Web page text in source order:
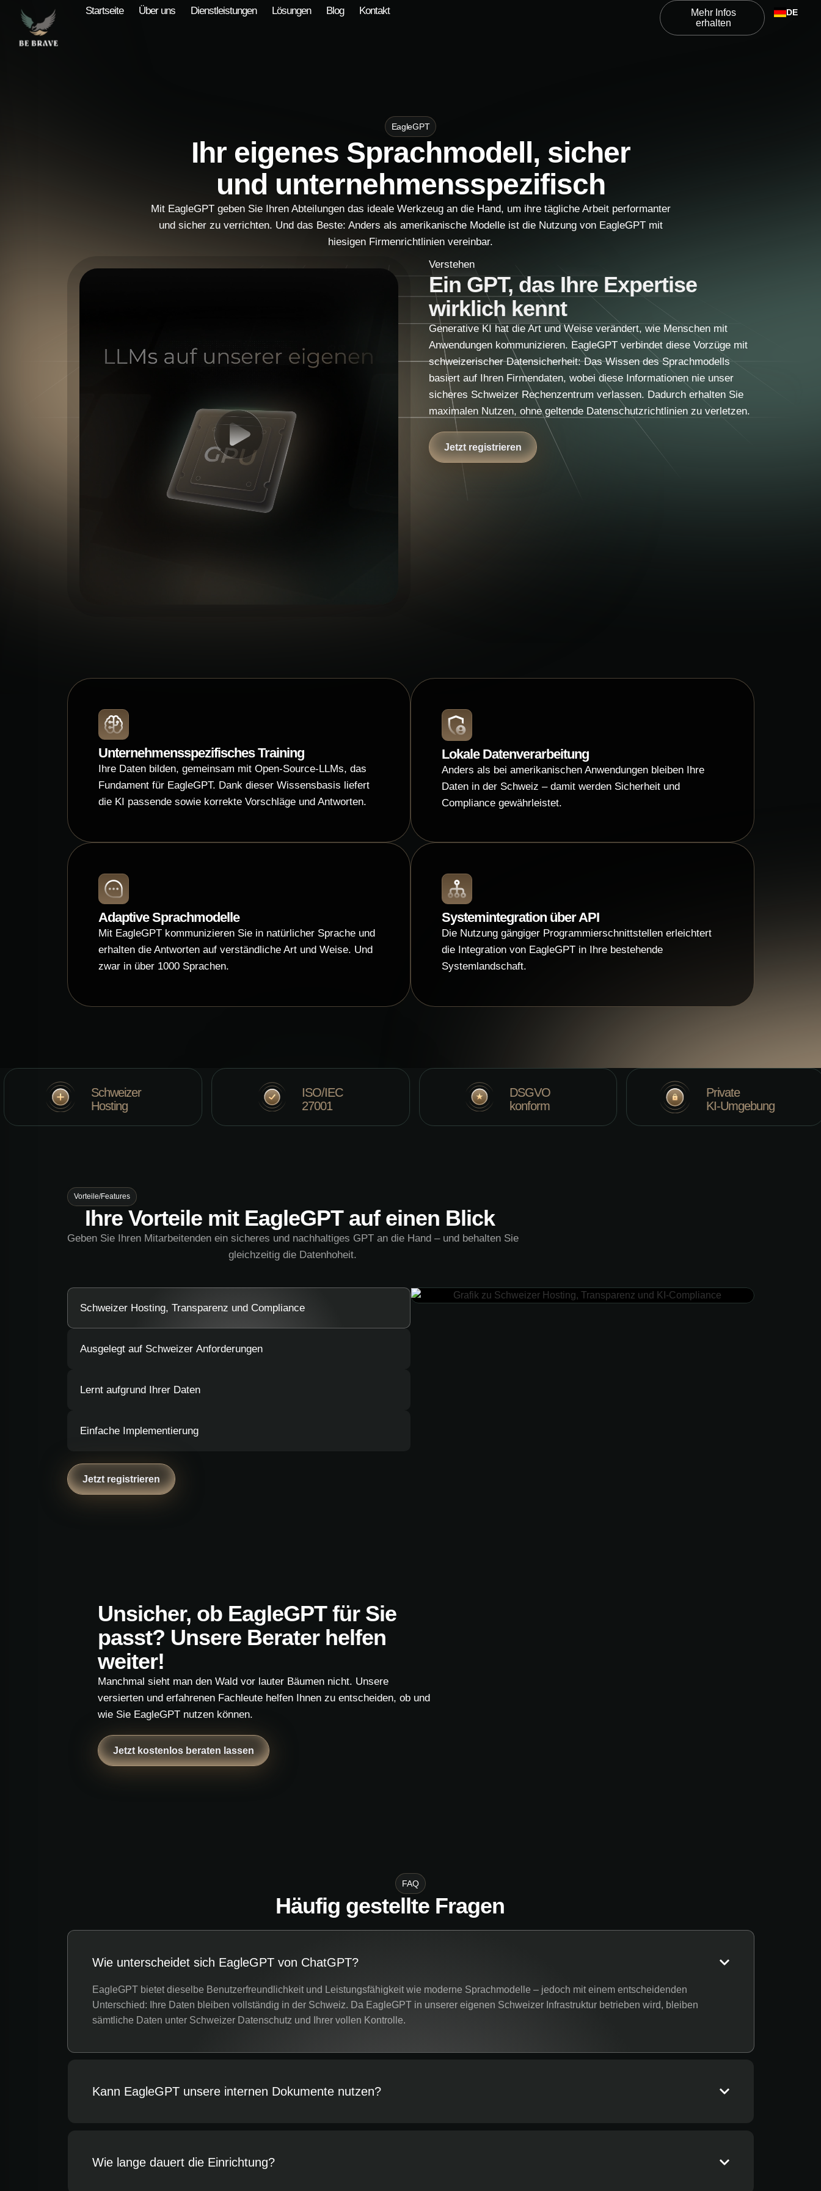
Startseite Über uns Dienstleistungen Lösungen Blog Kontakt
Mehr Infos
erhalten
DE
EagleGPT
Ihr eigenes Sprachmodell, sicher
und unternehmensspezifisch
Mit EagleGPT geben Sie Ihren Abteilungen das ideale Werkzeug an die Hand, um ihre tägliche Arbeit performanter
und sicher zu verrichten. Und das Beste: Anders als amerikanische Modelle ist die Nutzung von EagleGPT mit
hiesigen Firmenrichtlinien vereinbar.
Verstehen
Ein GPT, das Ihre Expertise
wirklich kennt
Generative KI hat die Art und Weise verändert, wie Menschen mit
Anwendungen kommunizieren. EagleGPT verbindet diese Vorzüge mit
schweizerischer Datensicherheit: Das Wissen des Sprachmodells
basiert auf Ihren Firmendaten, wobei diese Informationen nie unser
sicheres Schweizer Rechenzentrum verlassen. Dadurch erhalten Sie
maximalen Nutzen, ohne geltende Datenschutzrichtlinien zu verletzen.
Jetzt registrieren
Unternehmensspezifisches Training
Ihre Daten bilden, gemeinsam mit Open-Source-LLMs, das
Fundament für EagleGPT. Dank dieser Wissensbasis liefert
die KI passende sowie korrekte Vorschläge und Antworten.
Lokale Datenverarbeitung
Anders als bei amerikanischen Anwendungen bleiben Ihre
Daten in der Schweiz – damit werden Sicherheit und
Compliance gewährleistet.
Adaptive Sprachmodelle
Mit EagleGPT kommunizieren Sie in natürlicher Sprache und
erhalten die Antworten auf verständliche Art und Weise. Und
zwar in über 1000 Sprachen.
Systemintegration über API
Die Nutzung gängiger Programmierschnittstellen erleichtert
die Integration von EagleGPT in Ihre bestehende
Systemlandschaft.
Schweizer
KI-Umgebung
Vorteile/Features
Ihre Vorteile mit EagleGPT auf einen Blick
Geben Sie Ihren Mitarbeitenden ein sicheres und nachhaltiges GPT an die Hand – und behalten Sie
gleichzeitig die Datenhoheit.
Schweizer Hosting, Transparenz und Compliance
Ausgelegt auf Schweizer Anforderungen
Lernt aufgrund Ihrer Daten
Einfache Implementierung
Jetzt registrieren
Unsicher, ob EagleGPT für Sie
passt? Unsere Berater helfen
weiter!
Manchmal sieht man den Wald vor lauter Bäumen nicht. Unsere
versierten und erfahrenen Fachleute helfen Ihnen zu entscheiden, ob und
wie Sie EagleGPT nutzen können.
Jetzt kostenlos beraten lassen
FAQ
Häufig gestellte Fragen
Wie unterscheidet sich EagleGPT von ChatGPT?
EagleGPT bietet dieselbe Benutzerfreundlichkeit und Leistungsfähigkeit wie moderne Sprachmodelle – jedoch mit einem entscheidenden
Unterschied: Ihre Daten bleiben vollständig in der Schweiz. Da EagleGPT in unserer eigenen Schweizer Infrastruktur betrieben wird, bleiben
sämtliche Daten unter Schweizer Datenschutz und Ihrer vollen Kontrolle.
Kann EagleGPT unsere internen Dokumente nutzen?
Wie lange dauert die Einrichtung?